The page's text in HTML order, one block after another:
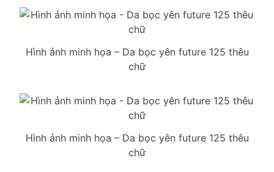
Hình ảnh minh họa – Da bọc yên future 125 thêu
chữ
Hình ảnh minh họa – Da bọc yên future 125 thêu
chữ